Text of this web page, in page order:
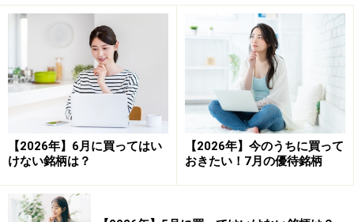
システムトレードの達人
勝率： 50.67 ％
勝ち数： 36,491 回
負け数： 35,529 回
引き分け数： 1,962 回
【2026年】6月に買ってはい
けない銘柄は？
【2026年】今のうちに買って
おきたい！7月の優待銘柄